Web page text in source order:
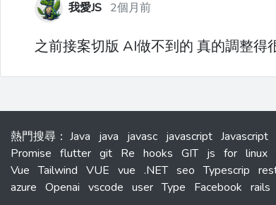
我愛JS 2個月前
之前接案切版 AI做不到的 真的調整得
熱門搜尋 ： Java java javasc javascript Javascript
Promise flutter git Re hooks GIT js for linux
Vue Tailwind VUE vue .NET seo Typescrip
azure Openai vscode user Type Facebook rails